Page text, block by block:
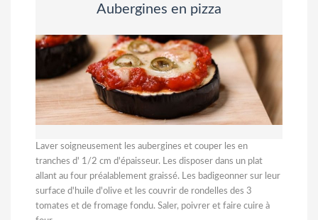
Aubergines en pizza
Laver soigneusement les aubergines et couper les en
tranches d' 1/2 cm d'épaisseur. Les disposer dans un plat
allant au four préalablement graissé. Les badigeonner sur leur
surface d'huile d'olive et les couvrir de rondelles des 3
tomates et de fromage fondu. Saler, poivrer et faire cuire à